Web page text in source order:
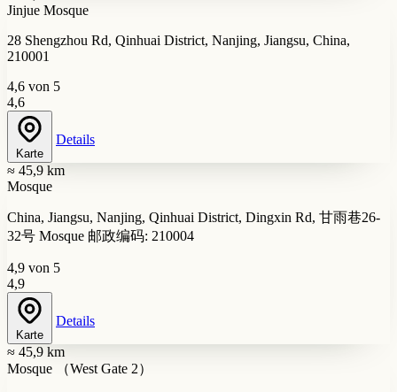
Jinjue Mosque
28 Shengzhou Rd, Qinhuai District, Nanjing, Jiangsu, China,
210001
4,6 von 5
4,6
Karte
Details
≈ 45,9 km
Mosque
China, Jiangsu, Nanjing, Qinhuai District, Dingxin Rd, 甘雨巷26-
32号 Mosque 邮政编码: 210004
4,9 von 5
4,9
Karte
Details
≈ 45,9 km
Mosque （West Gate 2）